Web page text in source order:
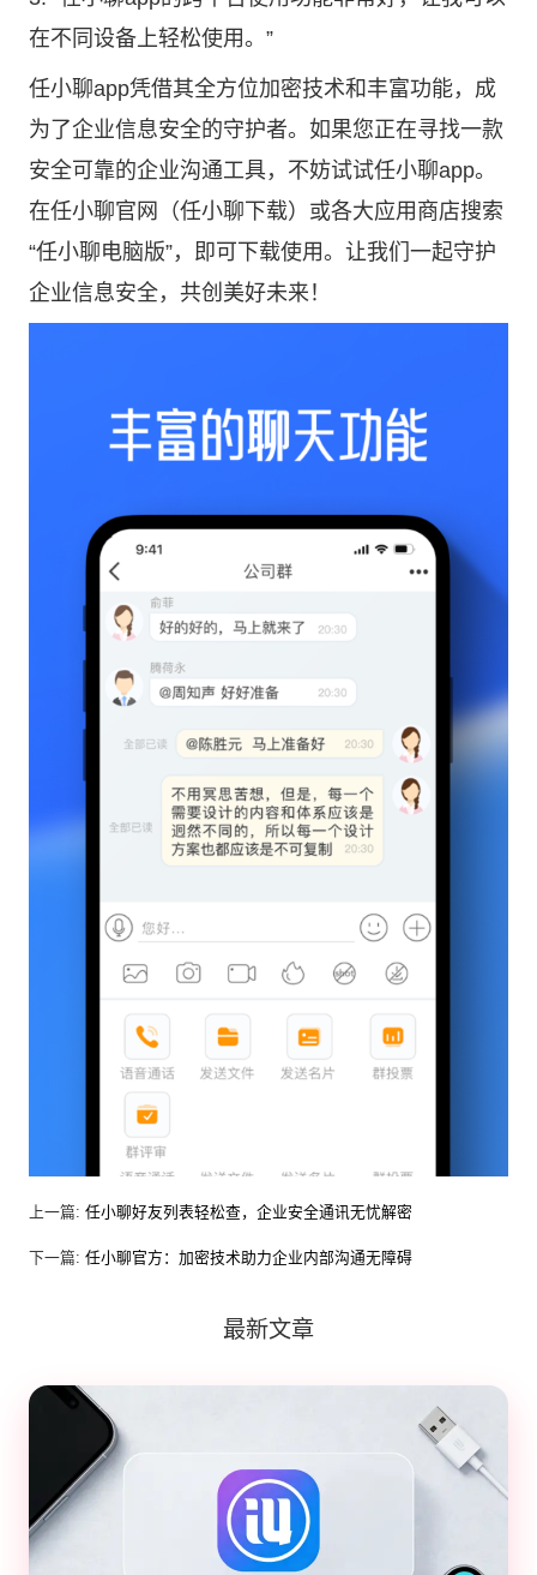
在不同设备上轻松使用。”
任小聊app凭借其全方位加密技术和丰富功能，成
为了企业信息安全的守护者。如果您正在寻找一款
安全可靠的企业沟通工具，不妨试试任小聊app。
在任小聊官网 （任小聊下载）或各大应用商店搜索
“任小聊电脑版”，即可下载使用。让我们一起守护
企业信息安全，共创美好未来！
上一篇: 任小聊好友列表轻松查，企业安全通讯无忧解密
下一篇: 任小聊官方：加密技术助力企业内部沟通无障碍
最新文章